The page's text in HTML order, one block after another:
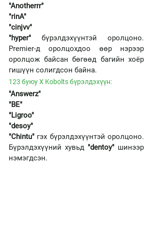
"Anotherrr"
"rinA"
"cinjvv"
"hyper" бүрэлдэхүүнтэй оролцоно.
Premier-д оролцохдоо өөр нэрээр
оролцож байсан бөгөөд багийн хоёр
гишүүн солигдсон байна.
123 буюу X Kobolts бүрэлдэхүүн:
"Answerz"
"BE"
"Ligroo"
"desoy"
"Chintu" гэх бүрэлдэхүүнтэй оролцоно.
Бүрэлдэхүүний хувьд "dentoy" шинээр
нэмэгдсэн.